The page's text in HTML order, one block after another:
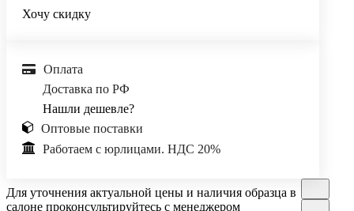
Хочу скидку
Оплата
Доставка по РФ
Нашли дешевле?
Оптовые поставки
Работаем с юрлицами. НДС 20%
Для уточнения актуальной цены и наличия образца в
салоне проконсультируйтесь с менеджером